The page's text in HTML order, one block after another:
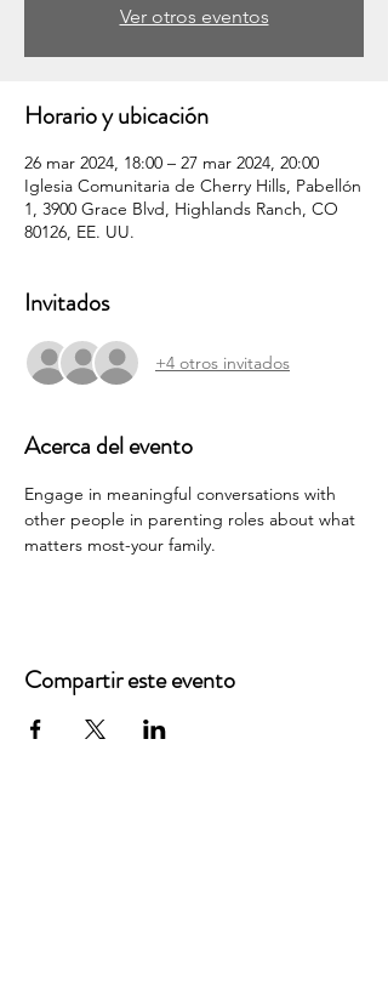
Ver otros eventos
Horario y ubicación
26 mar 2024, 18:00 – 27 mar 2024, 20:00
Iglesia Comunitaria de Cherry Hills, Pabellón
1, 3900 Grace Blvd, Highlands Ranch, CO
80126, EE. UU.
Invitados
+4 otros invitados
Acerca del evento
Engage in meaningful conversations with
other people in parenting roles about what
matters most-your family.
Compartir este evento